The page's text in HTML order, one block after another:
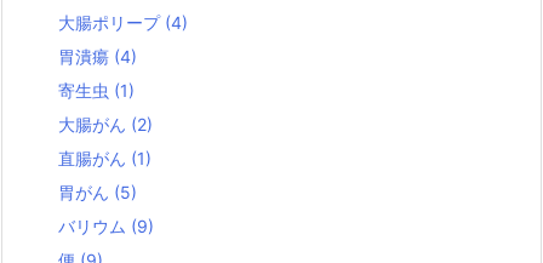
大腸ポリープ (4)
胃潰瘍 (4)
寄生虫 (1)
大腸がん (2)
直腸がん (1)
胃がん (5)
バリウム (9)